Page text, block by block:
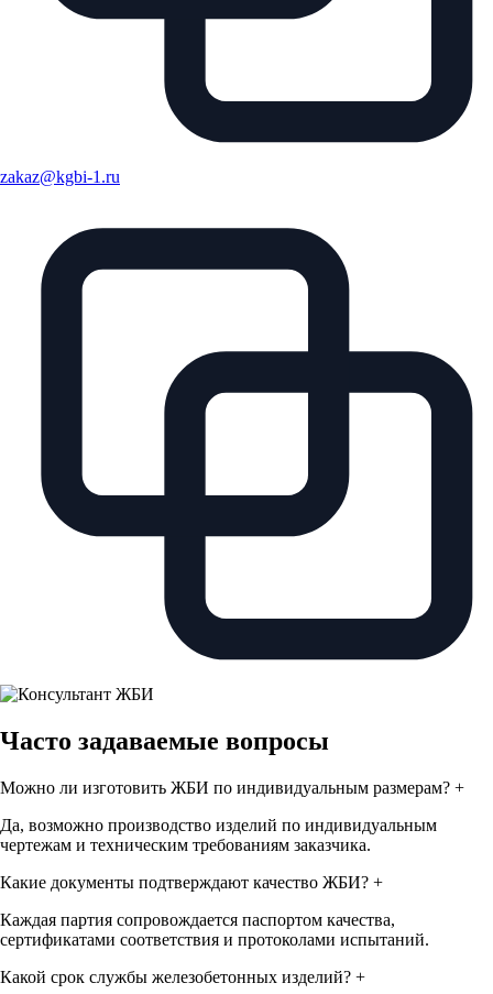
zakaz@kgbi-1.ru
Часто задаваемые вопросы
Можно ли изготовить ЖБИ по индивидуальным размерам? +
Да, возможно производство изделий по индивидуальным
чертежам и техническим требованиям заказчика.
Какие документы подтверждают качество ЖБИ? +
Каждая партия сопровождается паспортом качества,
сертификатами соответствия и протоколами испытаний.
Какой срок службы железобетонных изделий? +